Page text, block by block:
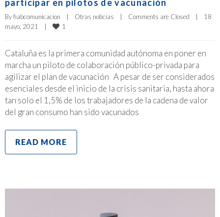
participar en pilotos de vacunación
By fiabcomunicacion Otras noticias Comments are Closed
18
mayo, 2021
1
Cataluña es la primera comunidad autónoma en poner en
marcha un piloto de colaboración público-privada para
agilizar el plan de vacunación A pesar de ser considerados
esenciales desde el inicio de la crisis sanitaria, hasta ahora
tan solo el 1,5% de los trabajadores de la cadena de valor
del gran consumo han sido vacunados
READ MORE